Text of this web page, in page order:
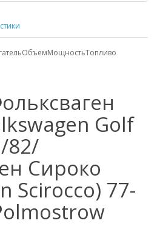
ОбъемМощностьТопливо
Golf
82/
Сироко
Scirocco) 77-